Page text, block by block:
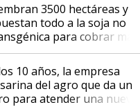
3500 hectáreas y
todo a la soja no
para cobrar más
tonelada: compraron un
10 años, la empresa
del agro que da un
para atender una nueva